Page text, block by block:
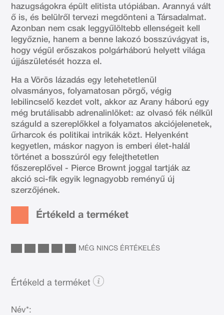
hazugságokra épült elitista utópiában. Arannyá vált
ő is, és belülről tervezi megdönteni a Társadalmat.
Azonban nem csak leggyűlöltebb ellenségeit kell
legyőznie, hanem a benne lakozó bosszúvágyat is,
hogy végül erőszakos polgárháború helyett világa
újjászületését hozza el.
Ha a Vörös lázadás egy letehetetlenül
olvasmányos, folyamatosan pörgő, végig
lebilincselő kezdet volt, akkor az Arany háború egy
még brutálisabb adrenalinlöket: az olvasó fék nélkül
száguld a szereplőkkel a folyamatos akciójelenetek,
űrharcok és politikai intrikák közt. Helyenként
kegyetlen, máskor nagyon is emberi élet-halál
történet a bosszúról egy felejthetetlen
főszereplővel - Pierce Brownt joggal tartják az
akció sci-fik egyik legnagyobb reményű új
szerzőjének.
Értékeld a terméket
MÉG NINCS ÉRTÉKELÉS
Értékeld a terméket
Név*: